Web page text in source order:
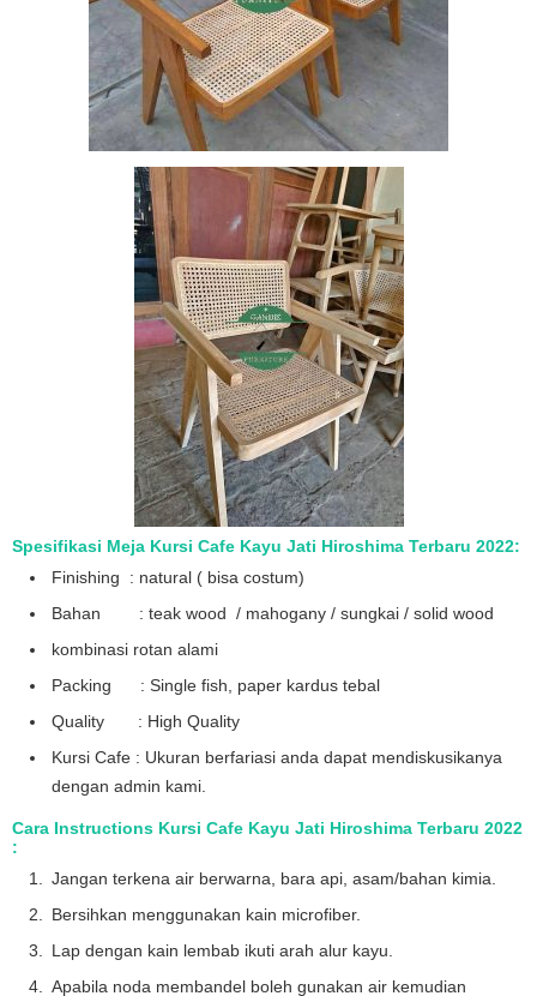
Spesifikasi Meja Kursi Cafe Kayu Jati Hiroshima Terbaru 2022:
Finishing : natural ( bisa costum)
Bahan : teak wood / mahogany / sungkai / solid wood
kombinasi rotan alami
Packing : Single fish, paper kardus tebal
Quality : High Quality
Kursi Cafe : Ukuran berfariasi anda dapat mendiskusikanya
dengan admin kami.
Cara Instructions Kursi Cafe Kayu Jati Hiroshima Terbaru 2022
:
Jangan terkena air berwarna, bara api, asam/bahan kimia.
Bersihkan menggunakan kain microfiber.
Lap dengan kain lembab ikuti arah alur kayu.
Apabila noda membandel boleh gunakan air kemudian